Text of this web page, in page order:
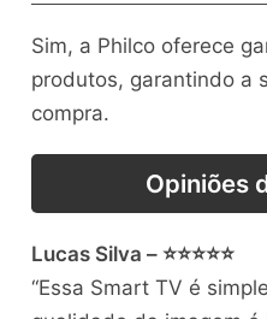
Sim, a Philco oferece
produtos, garantindo a
compra.
Opiniões
Lucas Silva – ⭐⭐⭐⭐⭐
“Essa Smart TV é